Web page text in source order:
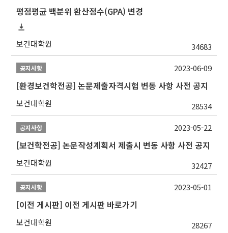
평점평균 백분위 환산점수(GPA) 변경
보건대학원 34683
공지사항
[환경보건학전공] 논문제출자격시험 변동 사항 사전 공지
보건대학원 28534
2023-06-09
공지사항
[보건학전공] 논문작성계획서 제출시 변동 사항 사전 공지
보건대학원 32427
2023-05-22
공지사항
[이전 게시판] 이전 게시판 바로가기
보건대학원 28267
2023-05-01